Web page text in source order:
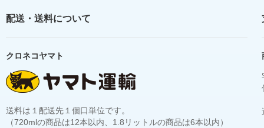
配送・送料について
クロネコヤマト
送料は１配送先１個口単位です。
（720mlの商品は12本以内、1.8リットルの商品は6本以内）